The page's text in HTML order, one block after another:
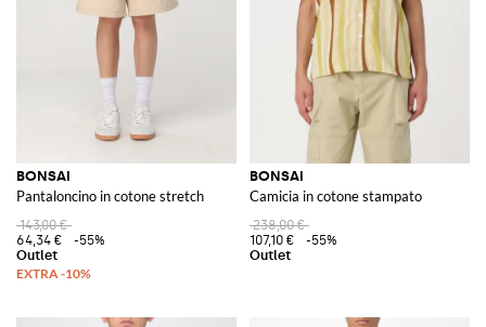
BONSAI
Pantaloncino in cotone stretch
143,00 €
64,34 €
-55%
BONSAI
Camicia in cotone stampato
238,00 €
107,10 €
-55%